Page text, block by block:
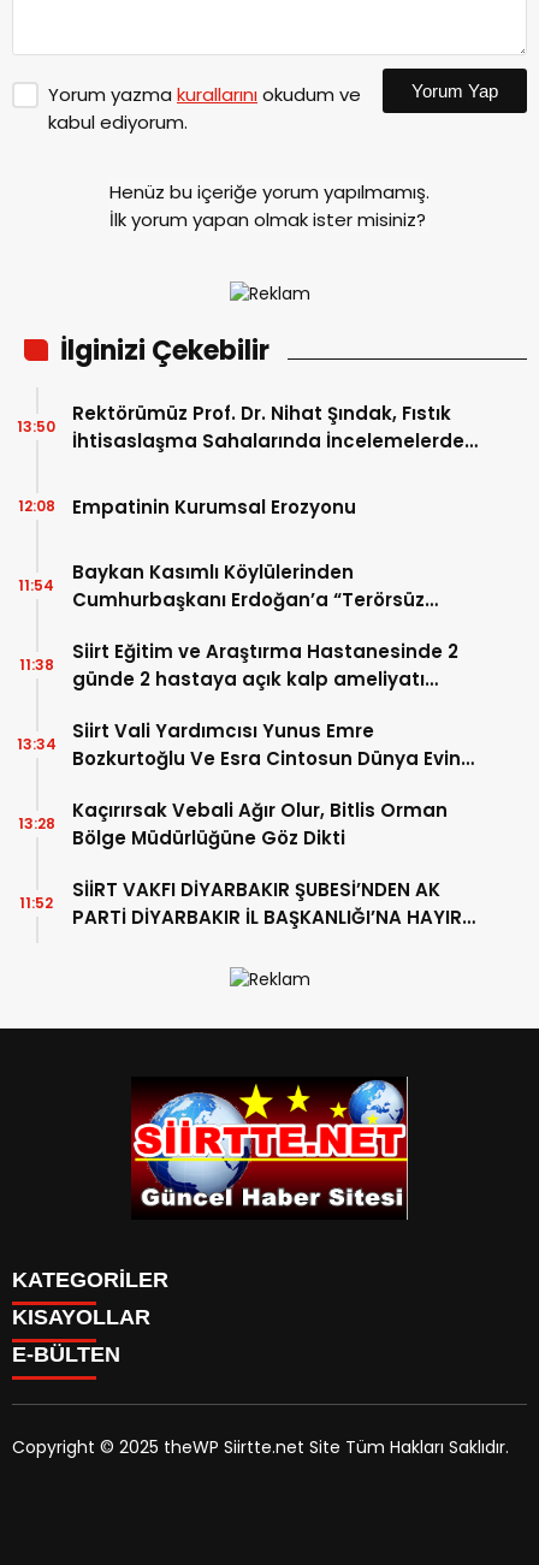
Yorum yazma kurallarınıokudum ve
kabul ediyorum.
Yorum Yap
Henüz bu içeriğe yorum yapılmamış.
İlk yorum yapan olmak ister misiniz?
İlginizi Çekebilir
Rektörümüz Prof. Dr. Nihat Şındak, Fıstık
İhtisaslaşma Sahalarında İncelemelerde
13:50
Empatinin Kurumsal Erozyonu
12:08
Baykan Kasımlı Köylülerinden
Cumhurbaşkanı Erdoğan’a “Terörsüz
11:54
Siirt Eğitim ve Araştırma Hastanesinde 2
günde 2 hastaya açık kalp ameliyatı
11:38
Siirt Vali Yardımcısı Yunus Emre
Bozkurtoğlu Ve Esra Cintosun Dünya Evine
13:34
Kaçırırsak Vebali Ağır Olur, Bitlis Orman
Bölge Müdürlüğüne Göz Dikti
13:28
SİİRT VAKFI DİYARBAKIR ŞUBESİ’NDEN AK
PARTİ DİYARBAKIR İL BAŞKANLIĞI’NA HAYIRLI
11:52
KATEGORİLER
SPOR
Eruh Haberleri
KISAYOLLAR
MANSET
SAĞLIK
E-BÜLTEN
Copyright © 2025 theWP Siirtte.net Site Tüm Hakları Saklıdır.